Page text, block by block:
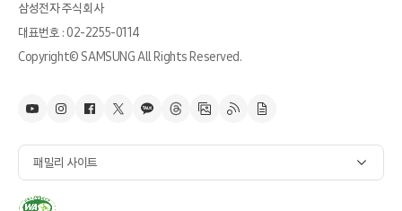
삼성전자 주식회사
대표번호 : 02-2255-0114
Copyright© SAMSUNG All Rights Reserved.
패밀리 사이트